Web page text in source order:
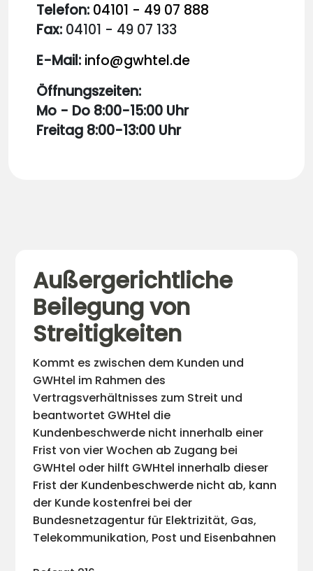
Telefon: 04101 - 49 07 888
Fax: 04101 - 49 07 133
E-Mail: info@gwhtel.de
Öffnungszeiten:
Mo - Do 8:00-15:00 Uhr
Freitag 8:00-13:00 Uhr
Außergerichtliche
Beilegung von
Streitigkeiten
Kommt es zwischen dem Kunden und
GWHtel im Rahmen des
Vertragsverhältnisses zum Streit und
beantwortet GWHtel die
Kundenbeschwerde nicht innerhalb einer
Frist von vier Wochen ab Zugang bei
GWHtel oder hilft GWHtel innerhalb dieser
Frist der Kundenbeschwerde nicht ab, kann
der Kunde kostenfrei bei der
Bundesnetzagentur für Elektrizität, Gas,
Telekommunikation, Post und Eisenbahnen